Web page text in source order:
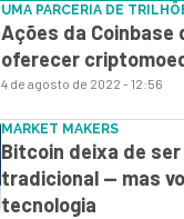
UMA PARCERIA DE
Ações da
oferecer
4 de agosto de 2022 - 12:56
MARKET MAKERS
Bitcoin deixa de ser
tradicional — mas
tecnologia